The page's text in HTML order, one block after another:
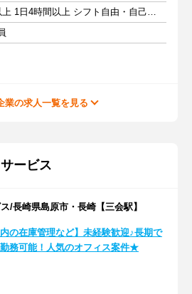
週2日以上 1日4時間以上 シフト自由・自己申告
業の求人一覧を見る
ービス
/長崎県島原市・長崎【三会駅】
内の在庫管理など】未経験歓迎♪長期で
務可能！人気のオフィス案件★